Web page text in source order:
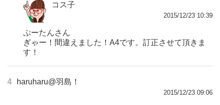
コス子
2015/12/23 10:39
ぷーたんさん
ぎゃー！間違えました！A4です。訂正させて頂きま
す！
4 haruharu@羽島！
2015/12/23 09:06